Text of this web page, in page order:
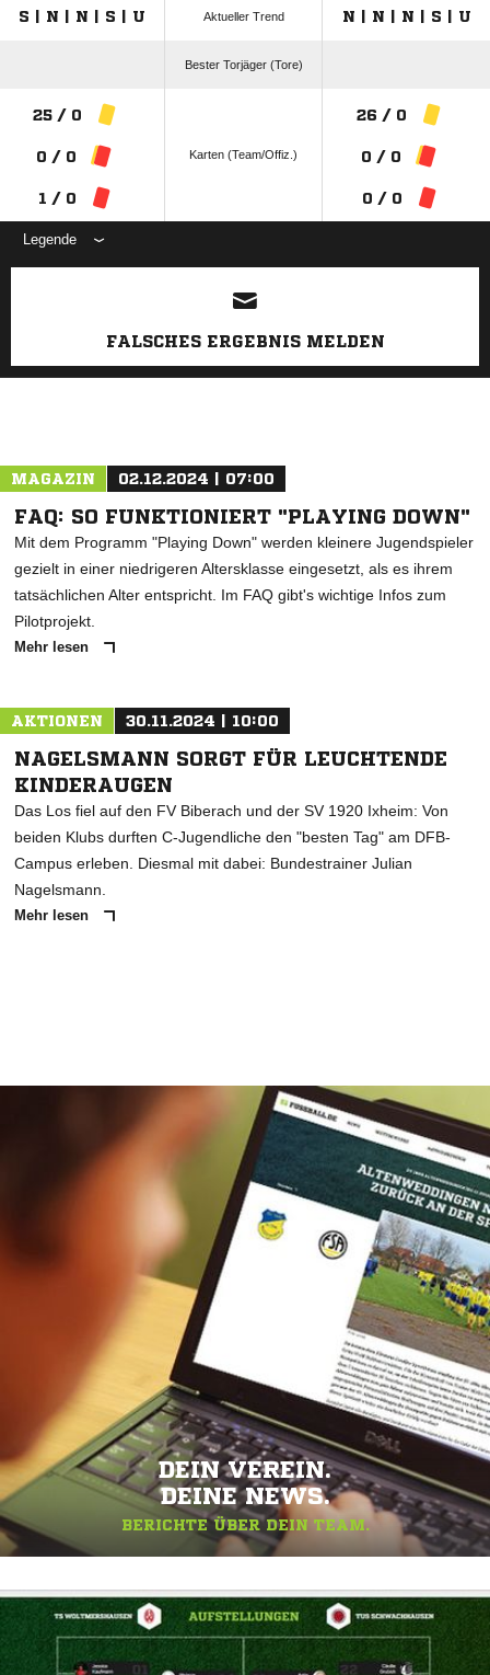
S | N | N | S | U Aktueller Trend N | N | N | S | U
Bester Torjäger (Tore)
25 / 0
0 / 0
1 / 0
Karten (Team/Offiz.)
26 / 0
0 / 0
0 / 0
Legende
ANZEIGE
FALSCHES ERGEBNIS MELDEN
MAGAZIN 02.12.2024 | 07:00
FAQ: SO FUNKTIONIERT "PLAYING DOWN"
Mit dem Programm "Playing Down" werden kleinere Jugendspieler
gezielt in einer niedrigeren Altersklasse eingesetzt, als es ihrem
tatsächlichen Alter entspricht. Im FAQ gibt's wichtige Infos zum
Pilotprojekt.
Mehr lesen
AKTIONEN 30.11.2024 | 10:00
NAGELSMANN SORGT FÜR LEUCHTENDE
KINDERAUGEN
Das Los fiel auf den FV Biberach und der SV 1920 Ixheim: Von
beiden Klubs durften C-Jugendliche den "besten Tag" am DFB-
Campus erleben. Diesmal mit dabei: Bundestrainer Julian
Nagelsmann.
Mehr lesen
DEIN VEREIN.
DEINE NEWS.
BERICHTE ÜBER DEIN TEAM.